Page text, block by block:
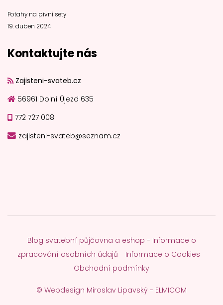
Potahy na pivní sety
19. duben 2024
Kontaktujte nás
Zajisteni-svateb.cz
56961 Dolní Újezd 635
772 727 008
zajisteni-svateb@seznam.cz
Blog svatební půjčovna a eshop - Informace o
zpracování osobních údajů - Informace o Cookies -
Obchodní podmínky
© Webdesign Miroslav Lipavský - ELMICOM